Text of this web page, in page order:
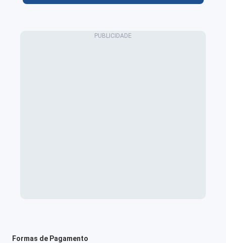
Formas de Pagamento